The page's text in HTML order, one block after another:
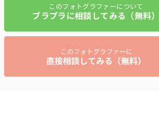
ボードを準備いただきました。
このフォトグラファーについて
ブラプラに相談してみる（無料）
このフォトグラファーに
直接相談してみる（無料）